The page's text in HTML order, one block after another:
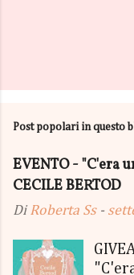
Post popolari in questo
EVENTO - "C'era
CECILE BERTOD
Di Roberta Ss -